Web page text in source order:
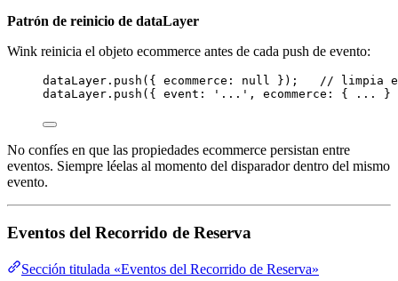
Patrón de reinicio de dataLayer
Wink reinicia el objeto ecommerce antes de cada push de evento:
dataLayer . push ({ ecommerce: null }); // limpia
dataLayer . push ({ event: ' ... ' , ecommerce: { ... }
No confíes en que las propiedades ecommerce persistan entre
eventos. Siempre léelas al momento del disparador dentro del mismo
evento.
Eventos del Recorrido de Reserva
Sección titulada «Eventos del Recorrido de Reserva»